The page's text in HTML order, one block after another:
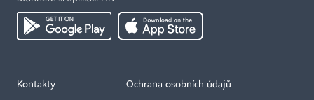
Kontakty Ochrana osobních údajů